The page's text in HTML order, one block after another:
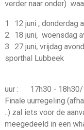
verder naar onder)
1. 12 juni , donderdag
2. 18 juni, woensdag
3. 27 juni, vrijdag
sporthal Lubbeek
uur : 17h30 - 18h30/
Finale uurregeling
..) zal iets voor de
meegedeeld in een